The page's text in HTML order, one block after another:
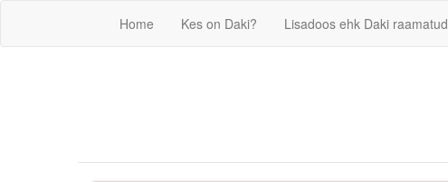
Home Kes on Daki? Lisadoos ehk Daki raamatud